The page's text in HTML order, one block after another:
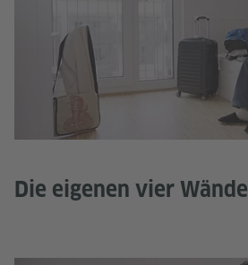
Die eigenen vier Wände